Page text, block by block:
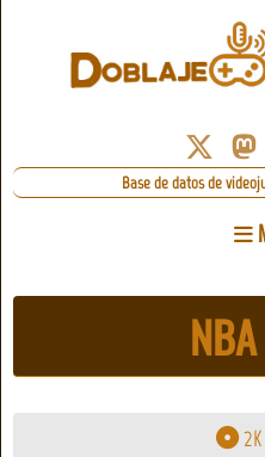
Base de datos de
2K